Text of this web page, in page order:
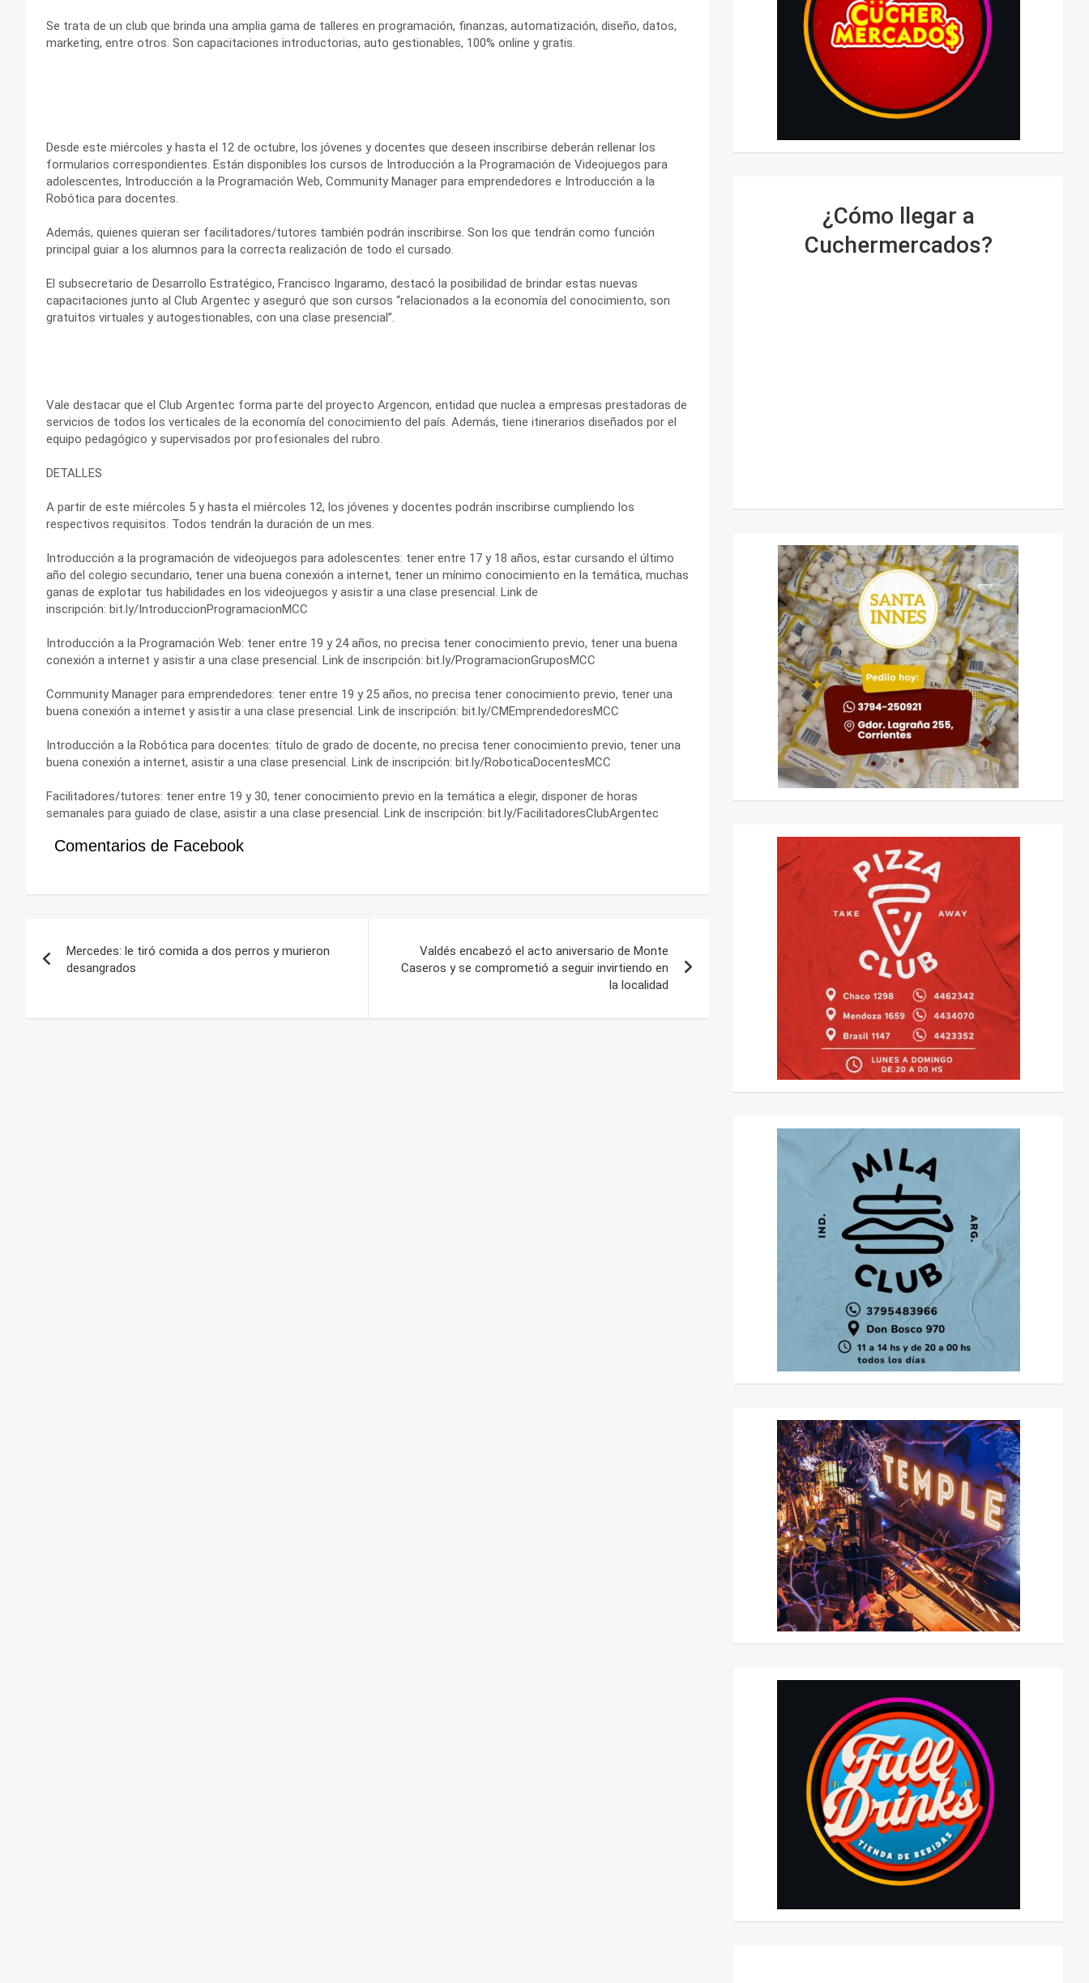
Se trata de un club que brinda una amplia gama de talleres en programación, finanzas, automatización, diseño, datos,
marketing, entre otros. Son capacitaciones introductorias, auto gestionables, 100% online y gratis.
Desde este miércoles y hasta el 12 de octubre, los jóvenes y docentes que deseen inscribirse deberán rellenar los
formularios correspondientes. Están disponibles los cursos de Introducción a la Programación de Videojuegos para
adolescentes, Introducción a la Programación Web, Community Manager para emprendedores e Introducción a la
Robótica para docentes.
Además, quienes quieran ser facilitadores/tutores también podrán inscribirse. Son los que tendrán como función
principal guiar a los alumnos para la correcta realización de todo el cursado.
El subsecretario de Desarrollo Estratégico, Francisco Ingaramo, destacó la posibilidad de brindar estas nuevas
capacitaciones junto al Club Argentec y aseguró que son cursos “relacionados a la economía del conocimiento, son
gratuitos virtuales y autogestionables, con una clase presencial”.
Vale destacar que el Club Argentec forma parte del proyecto Argencon, entidad que nuclea a empresas prestadoras de
servicios de todos los verticales de la economía del conocimiento del país. Además, tiene itinerarios diseñados por el
equipo pedagógico y supervisados por profesionales del rubro.
DETALLES
A partir de este miércoles 5 y hasta el miércoles 12, los jóvenes y docentes podrán inscribirse cumpliendo los
respectivos requisitos. Todos tendrán la duración de un mes.
Introducción a la programación de videojuegos para adolescentes: tener entre 17 y 18 años, estar cursando el último
año del colegio secundario, tener una buena conexión a internet, tener un mínimo conocimiento en la temática, muchas
ganas de explotar tus habilidades en los videojuegos y asistir a una clase presencial. Link de
inscripción: bit.ly/IntroduccionProgramacionMCC
Introducción a la Programación Web: tener entre 19 y 24 años, no precisa tener conocimiento previo, tener una buena
conexión a internet y asistir a una clase presencial. Link de inscripción: bit.ly/ProgramacionGruposMCC
Community Manager para emprendedores: tener entre 19 y 25 años, no precisa tener conocimiento previo, tener una
buena conexión a internet y asistir a una clase presencial. Link de inscripción: bit.ly/CMEmprendedoresMCC
Introducción a la Robótica para docentes: título de grado de docente, no precisa tener conocimiento previo, tener una
buena conexión a internet, asistir a una clase presencial. Link de inscripción: bit.ly/RoboticaDocentesMCC
Facilitadores/tutores: tener entre 19 y 30, tener conocimiento previo en la temática a elegir, disponer de horas
semanales para guiado de clase, asistir a una clase presencial. Link de inscripción: bit.ly/FacilitadoresClubArgentec
Comentarios de Facebook
de
Mercedes: le tiró comida a dos perros y murieron
desangrados
Valdés encabezó el acto aniversario de Monte
Caseros y se comprometió a seguir invirtiendo en
la localidad
¿Cómo llegar a
Cuchermercados?